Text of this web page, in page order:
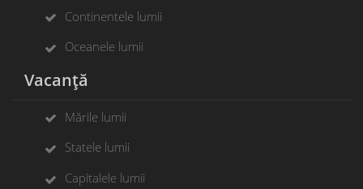
Continentele lumii
Oceanele lumii
Vacanță
Mările lumii
Statele lumii
Capitalele lumii